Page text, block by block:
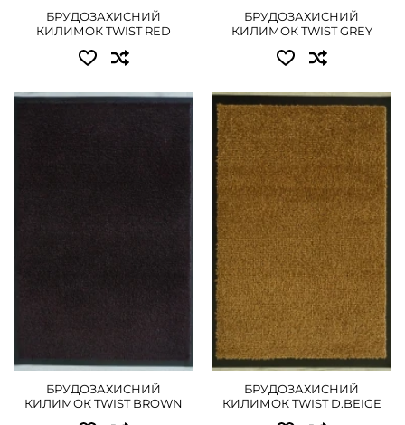
БРУДОЗАХИСНИЙ
КИЛИМОК TWIST RED
БРУДОЗАХИСНИЙ
КИЛИМОК TWIST GREY
ПОДРОБНЕЕ
БРУДОЗАХИСНИЙ
КИЛИМОК TWIST BROWN
Доступные размеры:
0.40x0.60 - 450 грн
ПОДРОБНЕЕ
БРУДОЗАХИСНИЙ
КИЛИМОК TWIST D.BEIGE